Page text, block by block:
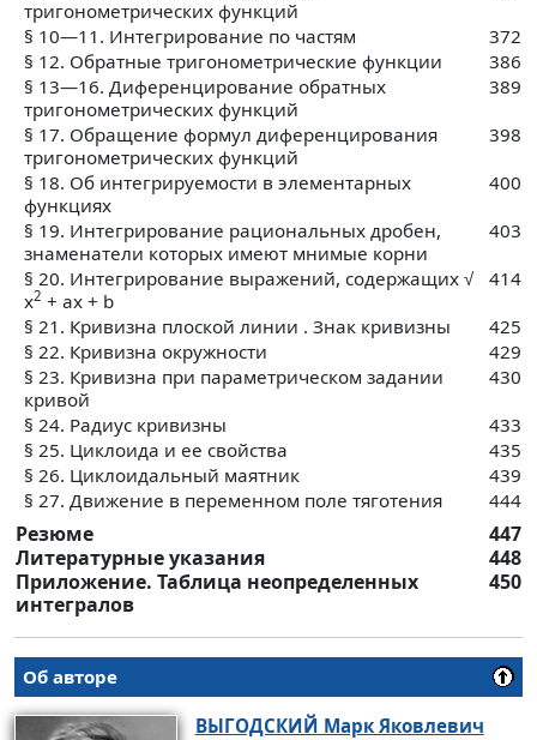
тригонометрических функций
§ 10—11. Интегрирование по частям
372
§ 12. Обратные тригонометрические функции
386
§ 13—16. Диференцирование обратных
тригонометрических функций
389
§ 17. Обращение формул диференцирования
тригонометрических функций
398
§ 18. Об интегрируемости в элементарных
функциях
400
§ 19. Интегрирование рациональных дробен,
знаменатели которых имеют мнимые корни
403
§ 20. Интегрирование выражений, содержащих √
х2 + ах + b
414
§ 21. Кривизна плоской линии . Знак кривизны
425
§ 22. Кривизна окружности
429
§ 23. Кривизна при параметрическом задании
кривой
430
§ 24. Радиус кривизны
433
§ 25. Циклоида и ее свойства
435
§ 26. Циклоидальный маятник
439
§ 27. Движение в переменном поле тяготения
444
Резюме
447
Литературные указания
448
Приложение. Таблица неопределенных
интегралов
450
Об авторе
ВЫГОДСКИЙ Марк Яковлевич